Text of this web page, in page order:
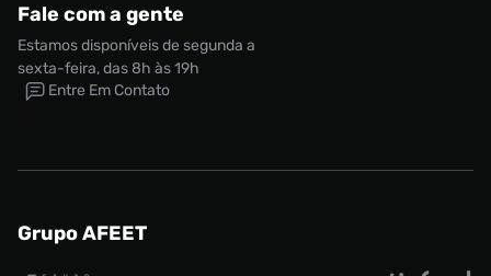
Fale com a gente
Estamos disponíveis de segunda a
sexta-feira, das 8h às 19h
Entre Em Contato
Grupo AFEET